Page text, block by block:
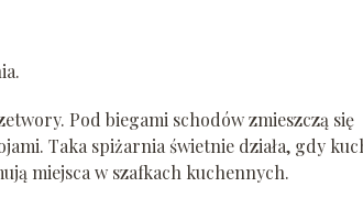
Pod biegami schodów zmieszczą się
Taka spiżarnia świetnie działa, gdy
miejsca w szafkach kuchennych.